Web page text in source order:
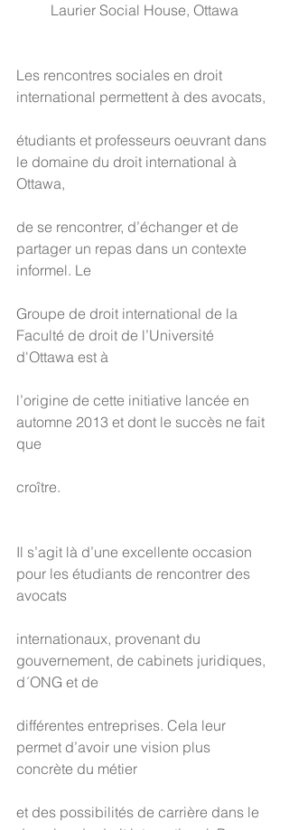
Laurier Social House, Ottawa
Les rencontres sociales en droit
international permettent à des avocats,
étudiants et professeurs oeuvrant dans
le domaine du droit international à
Ottawa,
de se rencontrer, d’échanger et de
partager un repas dans un contexte
informel. Le
Groupe de droit international de la
Faculté de droit de l’Université
d'Ottawa est à
l’origine de cette initiative lancée en
automne 2013 et dont le succès ne fait
que
croître.
Il s’agit là d’une excellente occasion
pour les étudiants de rencontrer des
avocats
internationaux, provenant du
gouvernement, de cabinets juridiques,
d´ONG et de
différentes entreprises. Cela leur
permet d’avoir une vision plus
concrète du métier
et des possibilités de carrière dans le